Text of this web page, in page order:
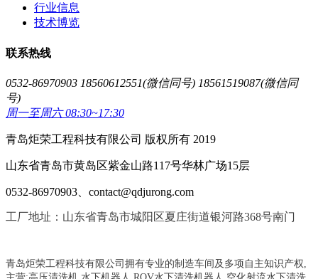
行业信息
技术博览
联系热线
0532-86970903 18560612551(微信同号) 18561519087(微信同
号)
周一至周六 08:30~17:30
青岛炬荣工程科技有限公司 版权所有 2019
山东省青岛市黄岛区紫金山路117号华林广场15层
0532-86970903、contact@qdjurong.com
工厂地址：山东省青岛市城阳区夏庄街道银河路368号南门
青岛炬荣工程科技有限公司拥有专业的制造车间及多项自主知识产权,